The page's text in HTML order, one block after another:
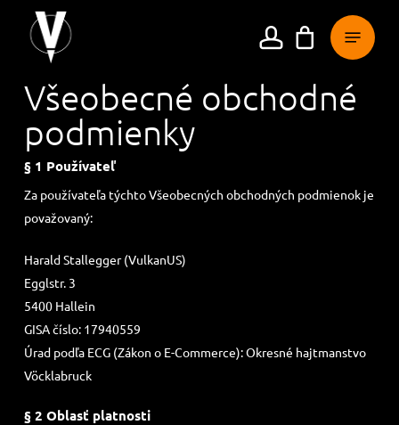
účet
Ponuka
Všeobecné obchodné
podmienky
§ 1 Používateľ
Za používateľa týchto Všeobecných obchodných podmienok je
považovaný:
Harald Stallegger (VulkanUS)
Egglstr. 3
5400 Hallein
GISA číslo: 17940559
Úrad podľa ECG (Zákon o E-Commerce): Okresné hajtmanstvo
Vöcklabruck
§ 2 Oblasť platnosti